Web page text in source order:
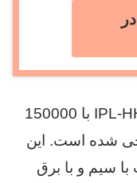
لیزر بدن همدیکس مدل IPL-HH190-EU با 150000
شده است. این
سیم و با برق